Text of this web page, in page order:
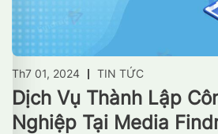
Th7 01, 2024 TIN TỨC
Dịch Vụ Thành Lập
Nghiệp Tại Media